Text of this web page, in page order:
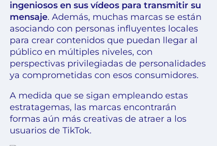
ingeniosos en sus vídeos para transmitir su
mensaje. Además, muchas marcas se están
asociando con personas influyentes locales
para crear contenidos que puedan llegar al
público en múltiples niveles, con
perspectivas privilegiadas de personalidades
ya comprometidas con esos consumidores.
A medida que se sigan empleando estas
estratagemas, las marcas encontrarán
formas aún más creativas de atraer a los
usuarios de TikTok.